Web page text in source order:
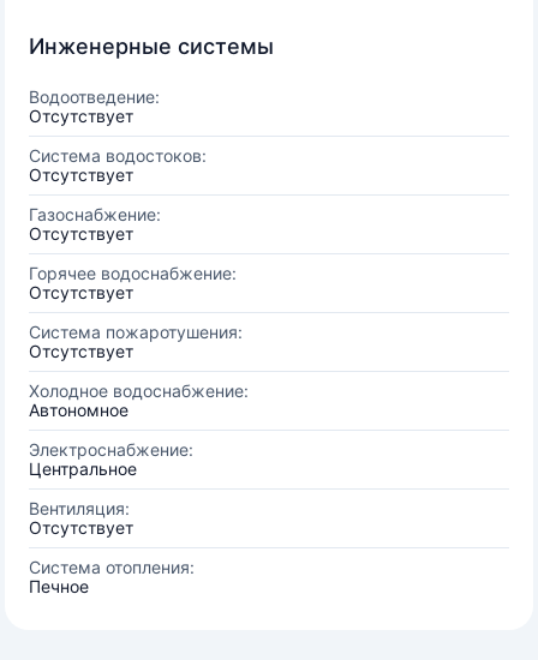
Инженерные системы
Водоотведение:
Отсутствует
Система водостоков:
Отсутствует
Газоснабжение:
Отсутствует
Горячее водоснабжение:
Отсутствует
Система пожаротушения:
Отсутствует
Холодное водоснабжение:
Автономное
Электроснабжение:
Центральное
Вентиляция:
Отсутствует
Система отопления:
Печное